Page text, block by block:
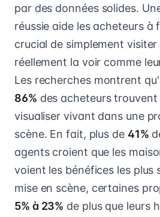
par des données solides.
réussie aide les acheteurs à
crucial de simplement
réellement la voir comme
Les recherches montrent
86% des acheteurs trouvent
visualiser vivant dans une
scène. En fait, plus de 41%
agents croient que les
voient les bénéfices les plus
mise en scène, certaines
5% à 23% de plus que leurs